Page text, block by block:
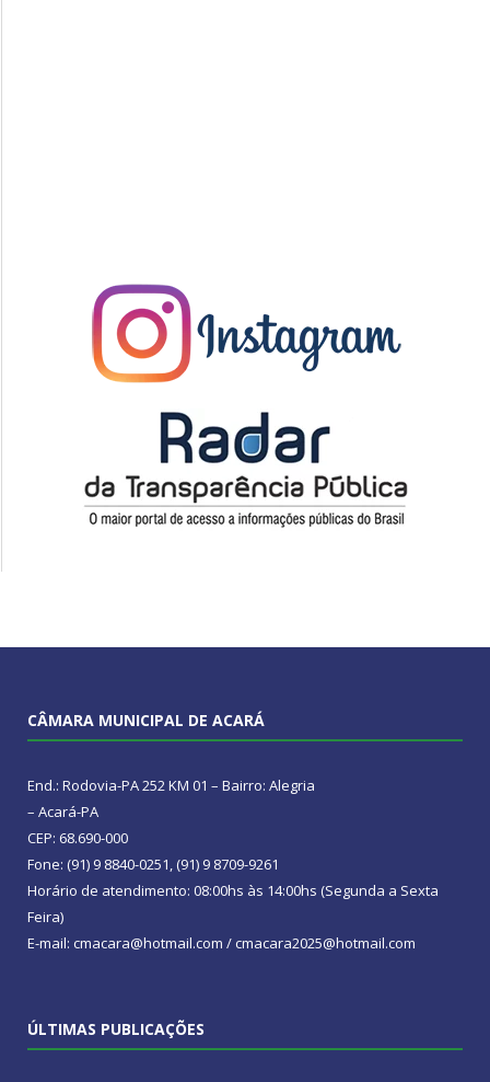
CÂMARA MUNICIPAL DE ACARÁ
End.: Rodovia-PA 252 KM 01 – Bairro: Alegria
– Acará-PA
CEP: 68.690-000
Fone: (91) 9 8840-0251, (91) 9 8709-9261
Horário de atendimento: 08:00hs às 14:00hs (Segunda a Sexta
Feira)
E-mail: cmacara@hotmail.com / cmacara2025@hotmail.com
ÚLTIMAS PUBLICAÇÕES